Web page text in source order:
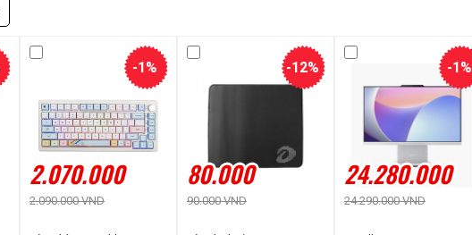
2.070.000
2.090.000 VND
-1%
80.000
90.000 VND
-12%
24.280.000
24.290.000 VND
-1%